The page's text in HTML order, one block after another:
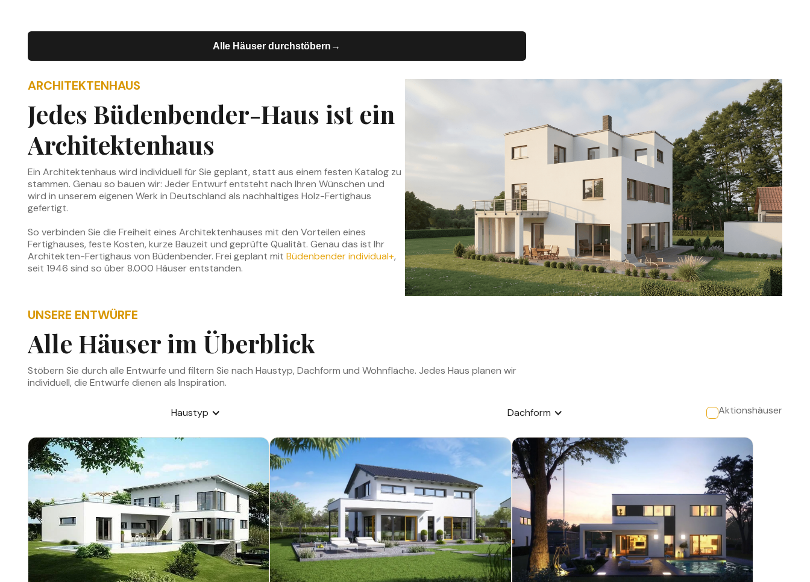
Alle Häuser durchstöbern
→ →
ARCHITEKTENHAUS
Jedes Büdenbender-Haus ist ein
Architektenhaus
Ein Architektenhaus wird individuell für Sie geplant, statt aus einem festen Katalog zu
stammen. Genau so bauen wir: Jeder Entwurf entsteht nach Ihren Wünschen und
wird in unserem eigenen Werk in Deutschland als nachhaltiges Holz-Fertighaus
gefertigt.
So verbinden Sie die Freiheit eines Architektenhauses mit den Vorteilen eines
Fertighauses, feste Kosten, kurze Bauzeit und geprüfte Qualität. Genau das ist Ihr
Architekten-Fertighaus von Büdenbender. Frei geplant mit Büdenbender individual+,
seit 1946 sind so über 8.000 Häuser entstanden.
UNSERE ENTWÜRFE
Alle Häuser im Überblick
Stöbern Sie durch alle Entwürfe und filtern Sie nach Haustyp, Dachform und Wohnfläche. Jedes Haus planen wir
individuell, die Entwürfe dienen als Inspiration.
Haustyp Dachform Aktionshäuser